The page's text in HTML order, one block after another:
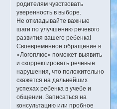
родителям чувствовать
уверенность в выборе.
Не откладывайте важные
шаги по улучшению речевого
развития вашего ребенка!
Своевременное обращение в
«Логоплюс» поможет выявить
и скорректировать речевые
нарушения, что положительно
скажется на дальнейших
успехах ребенка в учебе и
общении. Записаться на
консультацию или пробное